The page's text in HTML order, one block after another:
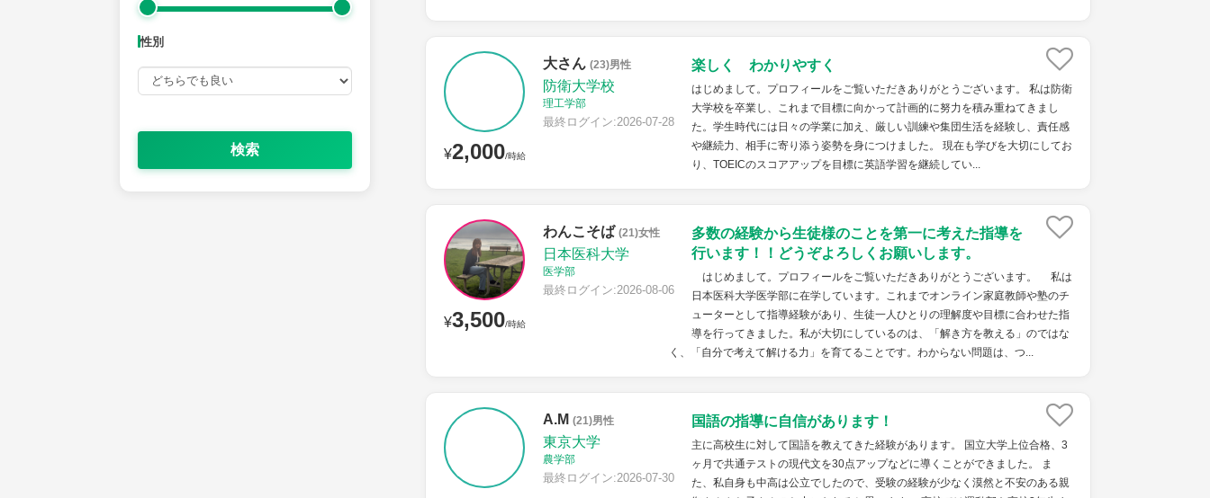
性別
検索 ¥2,000/時給
大さん (23)男性
防衛大学校
理工学部
最終ログイン:2026-07-28
楽しく わかりやすく
はじめまして。プロフィールをご覧いただきありがとうございます。 私は防衛
大学校を卒業し、これまで目標に向かって計画的に努力を積み重ねてきまし
た。学生時代には日々の学業に加え、厳しい訓練や集団生活を経験し、責任感
や継続力、相手に寄り添う姿勢を身につけました。 現在も学びを大切にしてお
り、TOEICのスコアアップを目標に英語学習を継続してい...
¥3,500/時給
わんこそば (21)女性
日本医科大学
医学部
最終ログイン:2026-08-06
多数の経験から生徒様のことを第一に考えた指導を
行います！！どうぞよろしくお願いします。
はじめまして。プロフィールをご覧いただきありがとうございます。 私は
日本医科大学医学部に在学しています。これまでオンライン家庭教師や塾のチ
ューターとして指導経験があり、生徒一人ひとりの理解度や目標に合わせた指
導を行ってきました。私が大切にしているのは、「解き方を教える」のではな
く、「自分で考えて解ける力」を育てることです。わからない問題は、つ...
A.M (21)男性
東京大学
農学部
最終ログイン:2026-07-30
国語の指導に自信があります！
主に高校生に対して国語を教えてきた経験があります。 国立大学上位合格、3
ヶ月で共通テストの現代文を30点アップなどに導くことができました。 ま
た、私自身も中高は公立でしたので、受験の経験が少なく漠然と不安のある親